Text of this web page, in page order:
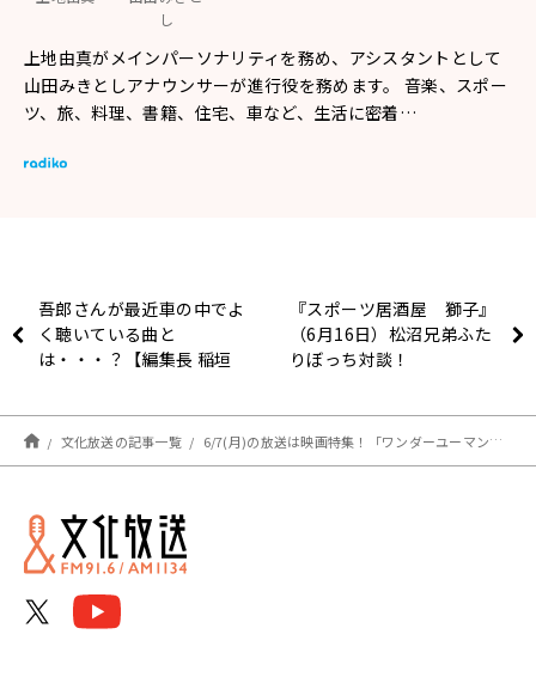
し
上地由真がメインパーソナリティを務め、アシスタントとして
山田みきとしアナウンサーが進行役を務めます。 音楽、スポー
ツ、旅、料理、書籍、住宅、車など、生活に密着…
吾郎さんが最近車の中でよ
く聴いている曲と
は・・・？【編集長 稲垣
『スポーツ居酒屋 獅子』
（6月16日）松沼兄弟ふた
りぼっち対談！
文化放送の記事一覧 6/7(月)の放送は映画特集！「ワンダーユーマン」映画評論陣の今月のオススメは！？